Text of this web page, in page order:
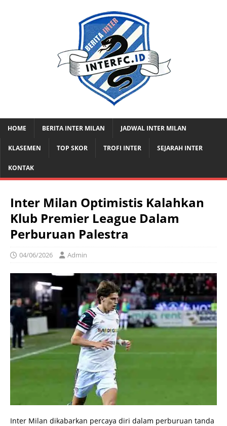
HOME BERITA INTER MILAN JADWAL INTER MILAN
KLASEMEN TOP SKOR TROFI INTER SEJARAH INTER
KONTAK
Inter Milan Optimistis Kalahkan
Klub Premier League Dalam
Perburuan Palestra
04/06/2026 Admin
Inter Milan dikabarkan percaya diri dalam perburuan tanda